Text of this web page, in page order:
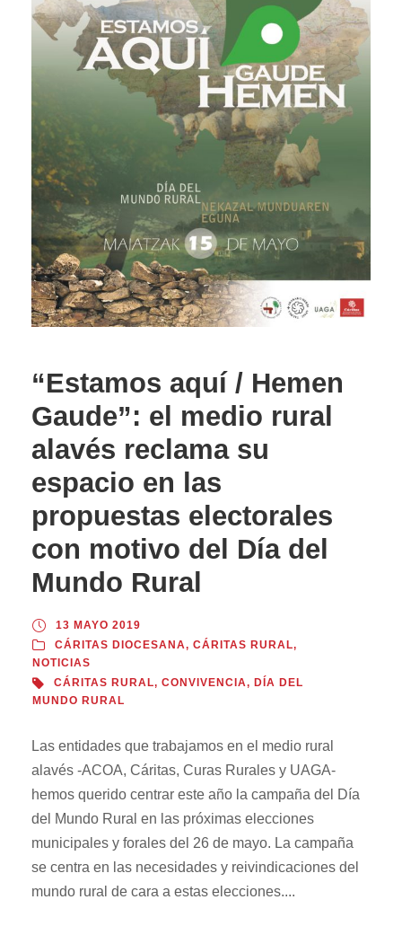
“Estamos aquí / Hemen
Gaude”: el medio rural
alavés reclama su
espacio en las
propuestas electorales
con motivo del Día del
Mundo Rural
13 MAYO 2019
CÁRITAS DIOCESANA, CÁRITAS RURAL,
NOTICIAS
CÁRITAS RURAL, CONVIVENCIA, DÍA DEL
MUNDO RURAL
Las entidades que trabajamos en el medio rural
alavés -ACOA, Cáritas, Curas Rurales y UAGA-
hemos querido centrar este año la campaña del Día
del Mundo Rural en las próximas elecciones
municipales y forales del 26 de mayo. La campaña
se centra en las necesidades y reivindicaciones del
mundo rural de cara a estas elecciones....